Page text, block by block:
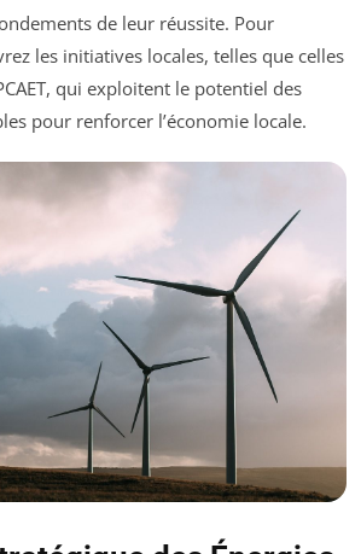
de leur réussite. Pour
les initiatives locales, telles que celles
qui exploitent le potentiel des
pour renforcer l’économie locale.